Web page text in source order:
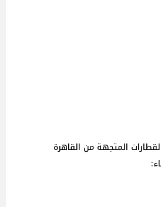
المتجهة من القاهرة